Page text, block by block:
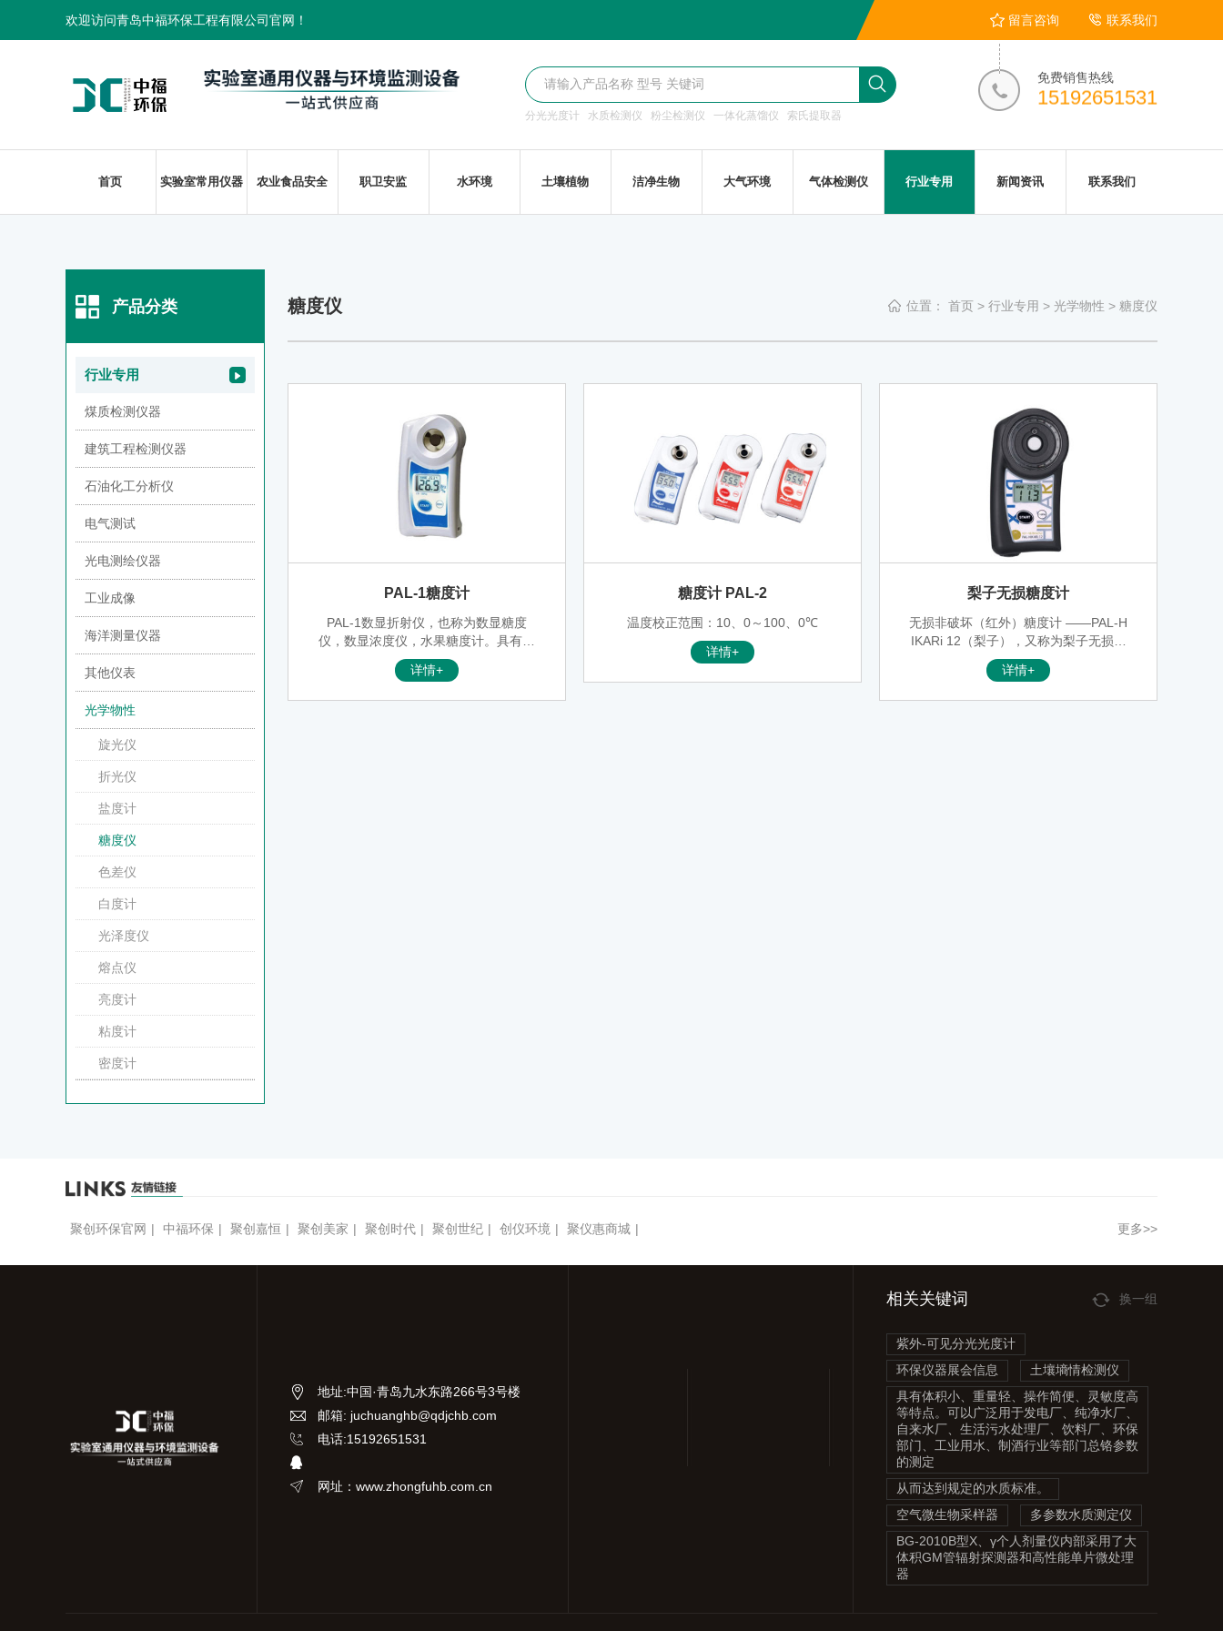
欢迎访问青岛中福环保工程有限公司官网！ 留言咨询 联系我们
分光光度计 水质检测仪 粉尘检测仪 一体化蒸馏仪 索氏提取器
免费销售热线
15192651531
首页 实验室常用仪器 农业食品安全 职卫安监 水环境 土壤植物 洁净生物 大气环境 气体检测仪 行业专用 新闻资讯 联系我们
糖度仪 位置： 首页 > 行业专用 > 光学物性 > 糖度仪
PAL-1糖度计
PAL-1数显折射仪，也称为数显糖度
仪，数显浓度仪，水果糖度计。具有广
泛的衡量范围（糖度( Brix )0.0 至 53.
0%），适用于测量各类果汁、食品、
详情+
糖度计 PAL-2
温度校正范围：10、0～100、0℃
详情+
梨子无损糖度计
无损非破坏（红外）糖度计 ——PAL-H
IKARi 12（梨子），又称为梨子无损糖
度计。无需切取果肉！无需榨汁取样！
通过探测器直接对果肉实现糖度检测！
详情+
产品分类
行业专用
煤质检测仪器
建筑工程检测仪器
石油化工分析仪
电气测试
光电测绘仪器
工业成像
海洋测量仪器
其他仪表
光学物性
旋光仪
折光仪
盐度计
糖度仪
色差仪
白度计
光泽度仪
熔点仪
亮度计
粘度计
密度计
聚创环保官网 | 中福环保 | 聚创嘉恒 | 聚创美家 | 聚创时代 | 聚创世纪 | 创仪环境 | 聚仪惠商城 | 更多>>
地址:中国·青岛九水东路266号3号楼
邮箱: juchuanghb@qdjchb.com
电话:15192651531
网址：www.zhongfuhb.com.cn
相关关键词 换一组
紫外-可见分光光度计
环保仪器展会信息
土壤墒情检测仪
具有体积小、重量轻、操作简便、灵敏度高
等特点。可以广泛用于发电厂、纯净水厂、
自来水厂、生活污水处理厂、饮料厂、环保
部门、工业用水、制酒行业等部门总铬参数
的测定
从而达到规定的水质标准。
空气微生物采样器
多参数水质测定仪
BG-2010B型X、γ个人剂量仪内部采用了大
体积GM管辐射探测器和高性能单片微处理
器